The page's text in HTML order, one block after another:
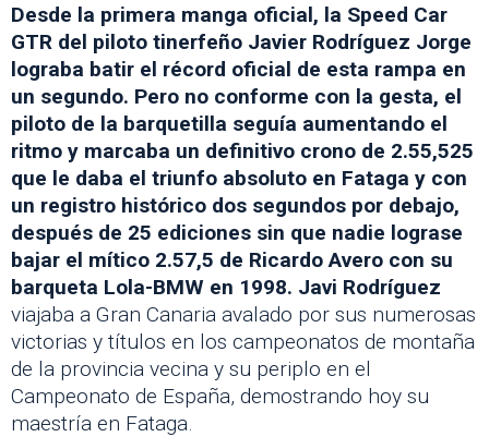
Desde la primera manga oficial, la Speed Car
GTR del piloto tinerfeño Javier Rodríguez Jorge
lograba batir el récord oficial de esta rampa en
un segundo. Pero no conforme con la gesta, el
piloto de la barquetilla seguía aumentando el
ritmo y marcaba un definitivo crono de 2.55,525
que le daba el triunfo absoluto en Fataga y con
un registro histórico dos segundos por debajo,
después de 25 ediciones sin que nadie lograse
bajar el mítico 2.57,5 de Ricardo Avero con su
barqueta Lola-BMW en 1998. Javi Rodríguez
viajaba a Gran Canaria avalado por sus numerosas
victorias y títulos en los campeonatos de montaña
de la provincia vecina y su periplo en el
Campeonato de España, demostrando hoy su
maestría en Fataga.